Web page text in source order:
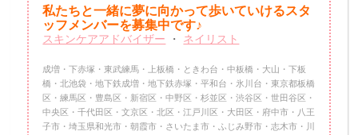
私たちと一緒に夢に向かって歩いていけるスタ
ッフメンバーを募集中です♪
スキンケアアドバイザー ・ ネイリスト
成増・下赤塚・東武練馬・上板橋・ときわ台・中板橋・大山・下板
橋・北池袋・地下鉄成増・地下鉄赤塚・平和台・氷川台・東京都板橋
区・練馬区・豊島区・新宿区・中野区・杉並区・渋谷区・世田谷区・
中央区・千代田区・文京区・北区・江戸川区・大田区・府中市・八王
子市・埼玉県和光市・朝霞市・さいたま市・ふじみ野市・志木市・川